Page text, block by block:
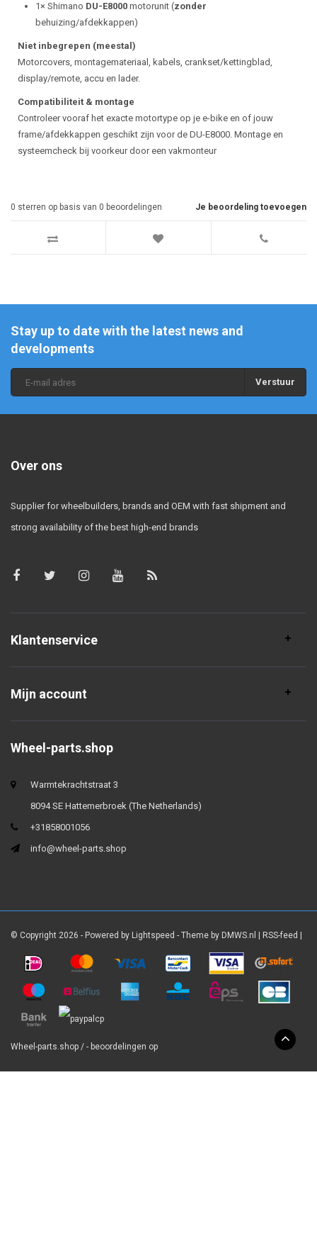
1× Shimano DU-E8000 motorunit (zonder
behuizing/afdekkappen)
Niet inbegrepen (meestal)
Motorcovers, montagemateriaal, kabels, crankset/kettingblad,
display/remote, accu en lader.
Compatibiliteit & montage
Controleer vooraf het exacte motortype op je e-bike en of jouw
frame/afdekkappen geschikt zijn voor de DU-E8000. Montage en
systeemcheck bij voorkeur door een vakmonteur
Je beoordeling toevoegen
0 sterren op basis van 0 beoordelingen
Stay up to date with the latest news and
developments
Verstuur
Over ons
Supplier for wheelbuilders, brands and OEM with fast shipment and
strong availability of the best high-end brands
Klantenservice
Mijn account
Wheel-parts.shop
Warmtekrachtstraat 3
8094 SE Hattemerbroek (The Netherlands)
+31858001056
info@wheel-parts.shop
© Copyright 2026 - Powered by Lightspeed - Theme by DMWS.nl RSS-feed
Wheel-parts.shop / - beoordelingen op